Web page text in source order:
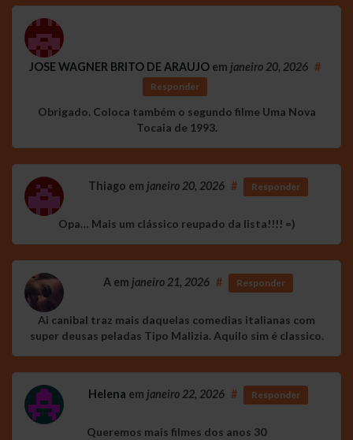
JOSE WAGNER BRITO DE ARAUJOem janeiro 20, 2026 #
Responder
Obrigado. Coloca também o segundo filme Uma Nova
Tocaia de 1993.
Thiago em janeiro 20, 2026 # Responder
Opa… Mais um clássico reupado da lista!!!! =)
A em janeiro 21, 2026 # Responder
Ai canibal traz mais daquelas comedias italianas com
super deusas peladas Tipo Malizia. Aquilo sim é classico.
Helena em janeiro 22, 2026 # Responder
Queremos mais filmes dos anos 30